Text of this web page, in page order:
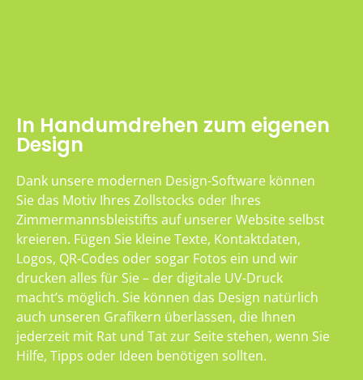
In Handumdrehen zum eigenen
Design
Dank unsere modernen Design-Software können
Sie das Motiv Ihres Zollstocks oder Ihres
Zimmermannsbleistifts auf unserer Website selbst
kreieren. Fügen Sie kleine Texte, Kontaktdaten,
Logos, QR-Codes oder sogar Fotos ein und wir
drucken alles für Sie – der digitale UV-Druck
macht’s möglich. Sie können das Design natürlich
auch unseren Grafikern überlassen, die Ihnen
jederzeit mit Rat und Tat zur Seite stehen, wenn Sie
Hilfe, Tipps oder Ideen benötigen sollten.